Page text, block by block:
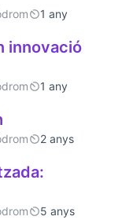
1 any
innovació
1 any
2 anys
5 anys